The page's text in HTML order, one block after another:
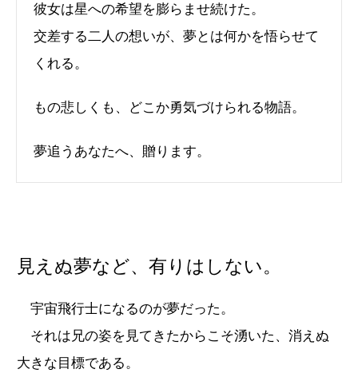
彼女は星への希望を膨らませ続けた。
交差する二人の想いが、夢とは何かを悟らせて
くれる。
もの悲しくも、どこか勇気づけられる物語。
夢追うあなたへ、贈ります。
見えぬ夢など、有りはしない。
宇宙飛行士になるのが夢だった。
それは兄の姿を見てきたからこそ湧いた、消えぬ
大きな目標である。